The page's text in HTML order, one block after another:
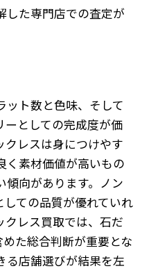
した専門店での査定が
ット数と色味、そして
ーとしての完成度が価
クレスは身につけやす
く素材価値が高いもの
傾向があります。ノン
ての品質が優れていれ
クレス買取では、石だ
た総合判断が重要とな
る店舗選びが結果を左